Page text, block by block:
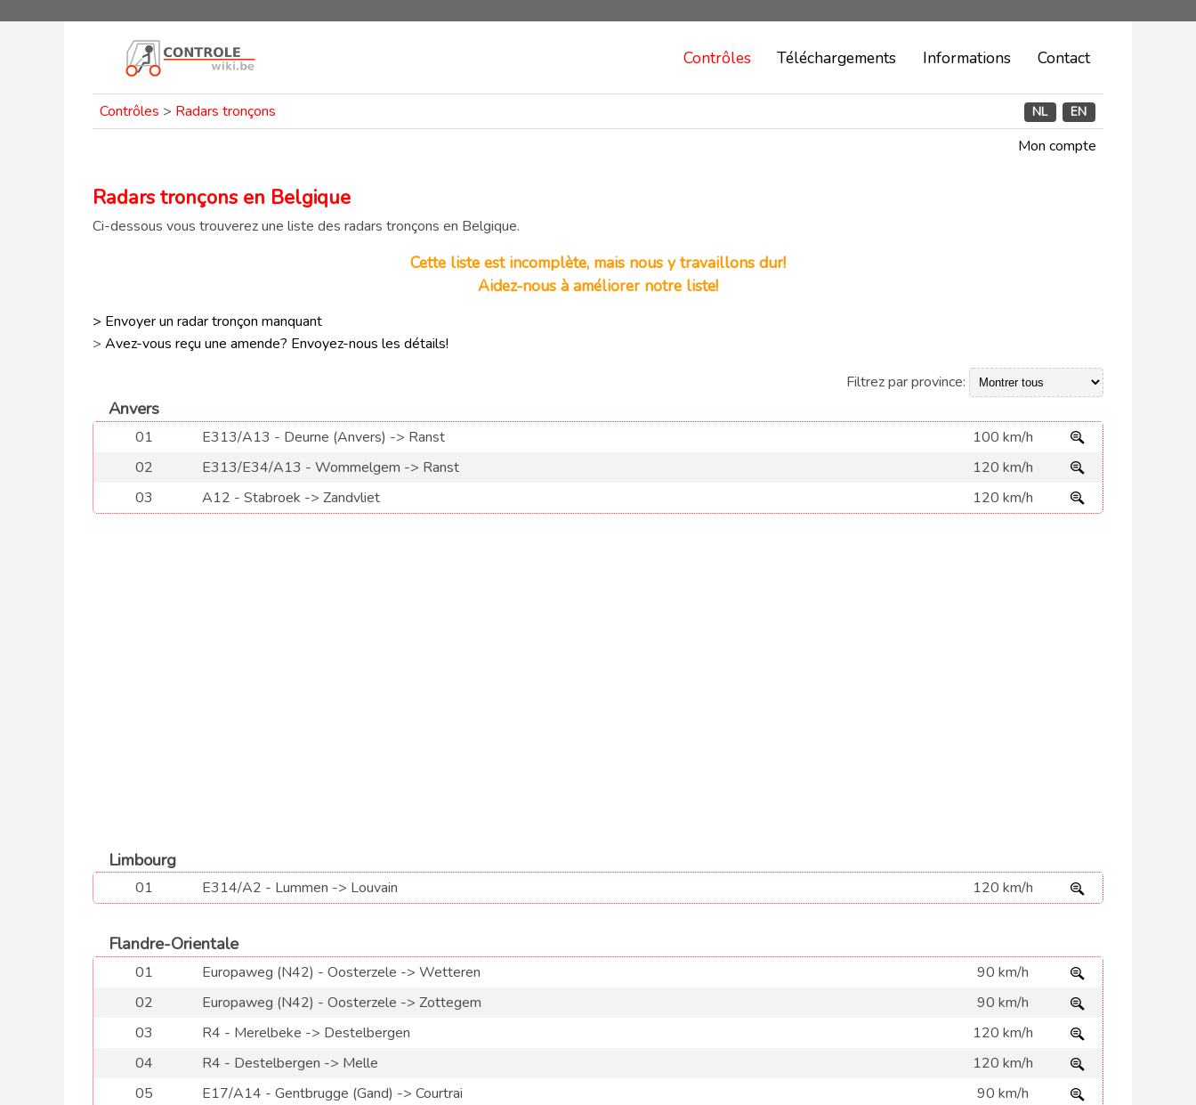
Contrôles Téléchargements Informations Contact
Contrôles > Radars tronçons NL EN
Mon compte
Radars tronçons en Belgique
Ci-dessous vous trouverez une liste des radars tronçons en Belgique.
Cette liste est incomplète, mais nous y travaillons dur!
Aidez-nous à améliorer notre liste!
> Envoyer un radar tronçon manquant
> Avez-vous reçu une amende? Envoyez-nous les détails!
Filtrez par province:
Anvers
01 E313/A13 - Deurne (Anvers) -> Ranst
100 km/h
02
E313/E34/A13 - Wommelgem -> Ranst
120 km/h
03
A12 - Stabroek -> Zandvliet 120 km/h
Limbourg
01 E314/A2 - Lummen -> Louvain 120 km/h
Flandre-Orientale
01 Europaweg (N42) - Oosterzele -> Wetteren
90 km/h
02
Europaweg (N42) - Oosterzele -> Zottegem
90 km/h
03
R4 - Merelbeke -> Destelbergen
120 km/h
04
R4 - Destelbergen -> Melle
120 km/h
05
E17/A14 - Gentbrugge (Gand) -> Courtrai
90 km/h